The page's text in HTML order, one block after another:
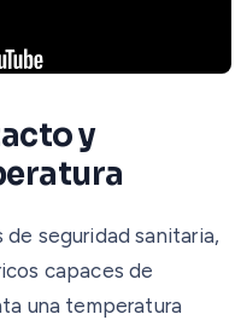
y
de seguridad sanitaria,
capaces de
una temperatura